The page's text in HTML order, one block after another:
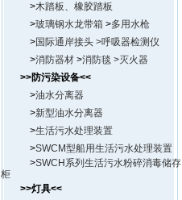
>木踏板、橡胶踏板
>玻璃钢水龙带箱 >多用水枪
>国际通岸接头 >呼吸器检测仪
>消防器材 >消防毯 >灭火器
>>防污染设备<<
>油水分离器
>新型油水分离器
>生活污水处理装置
>SWCM型船用生活污水处理装置
>SWCH系列生活污水粉碎消毒储存
柜
>>灯具<<